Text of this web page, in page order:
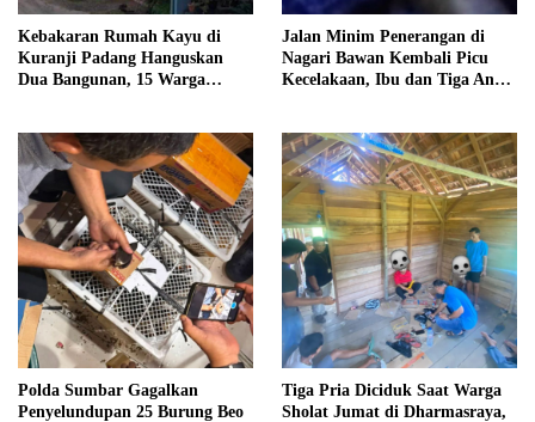
Kebakaran Rumah Kayu di
Kuranji Padang Hanguskan
Dua Bangunan, 15 Warga
Jalan Minim Penerangan di
Nagari Bawan Kembali Picu
Kecelakaan, Ibu dan Tiga Anak
Polda Sumbar Gagalkan
Penyelundupan 25 Burung Beo
Tiga Pria Diciduk Saat Warga
Sholat Jumat di Dharmasraya,